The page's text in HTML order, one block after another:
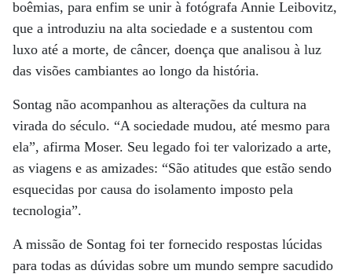
boêmias, para enfim se unir à fotógrafa Annie Leibovitz,
que a introduziu na alta sociedade e a sustentou com
luxo até a morte, de câncer, doença que analisou à luz
das visões cambiantes ao longo da história.
Sontag não acompanhou as alterações da cultura na
virada do século. “A sociedade mudou, até mesmo para
ela”, afirma Moser. Seu legado foi ter valorizado a arte,
as viagens e as amizades: “São atitudes que estão sendo
esquecidas por causa do isolamento imposto pela
tecnologia”.
A missão de Sontag foi ter fornecido respostas lúcidas
para todas as dúvidas sobre um mundo sempre sacudido